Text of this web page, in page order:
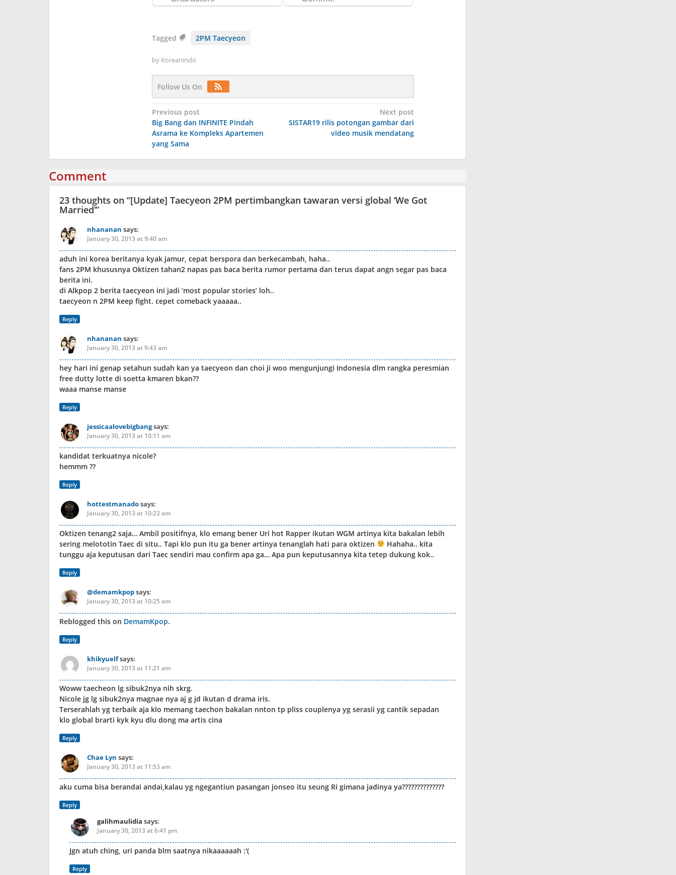
Tagged 2PM Taecyeon
by Koreanindo
Follow Us On
Post
navigation
Previous post
Big Bang dan INFINITE Pindah
Asrama ke Kompleks Apartemen
yang Sama
Next post
SISTAR19 rilis potongan gambar dari
video musik mendatang
Comment
23 thoughts on “[Update] Taecyeon 2PM pertimbangkan tawaran versi global ‘We Got
Married’”
nhananan says:
January 30, 2013 at 9:40 am
aduh ini korea beritanya kyak jamur, cepat berspora dan berkecambah, haha..
fans 2PM khususnya Oktizen tahan2 napas pas baca berita rumor pertama dan terus dapat angn segar pas baca
berita ini.
di Alkpop 2 berita taecyeon ini jadi ‘most popular stories’ loh..
taecyeon n 2PM keep fight. cepet comeback yaaaaa..
Reply
nhananan says:
January 30, 2013 at 9:43 am
hey hari ini genap setahun sudah kan ya taecyeon dan choi ji woo mengunjungi Indonesia dlm rangka peresmian
free dutty lotte di soetta kmaren bkan??
waaa manse manse
Reply
jessicaalovebigbangsays:
January 30, 2013 at 10:11 am
kandidat terkuatnya nicole?
hemmm ??
Reply
hottestmanadosays:
January 30, 2013 at 10:23 am
Oktizen tenang2 saja… Ambil positifnya, klo emang bener Uri hot Rapper ikutan WGM artinya kita bakalan lebih
sering melototin Taec di situ.. Tapi klo pun itu ga bener artinya tenanglah hati para oktizen
Hahaha.. kita
tunggu aja keputusan dari Taec sendiri mau confirm apa ga… Apa pun keputusannya kita tetep dukung kok..
Reply
@demamkpopsays:
January 30, 2013 at 10:25 am
Reblogged this on DemamKpop.
Reply
khikyuelfsays:
January 30, 2013 at 11:21 am
Woww taecheon lg sibuk2nya nih skrg.
Nicole jg lg sibuk2nya magnae nya aj g jd ikutan d drama iris.
Terserahlah yg terbaik aja klo memang taechon bakalan nnton tp pliss couplenya yg serasii yg cantik sepadan
klo global brarti kyk kyu dlu dong ma artis cina
Reply
Chae Lyn says:
January 30, 2013 at 11:53 am
aku cuma bisa berandai andai,kalau yg ngegantiun pasangan jonseo itu seung Ri gimana jadinya ya??????????????
Reply
galihmaulidia says:
January 30, 2013 at 6:41 pm
Jgn atuh ching, uri panda blm saatnya nikaaaaaah :'(
Reply